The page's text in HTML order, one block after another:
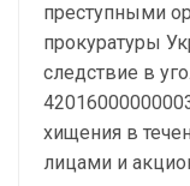
преступными
прокуратуры
следствие в
хищения в
лицами и